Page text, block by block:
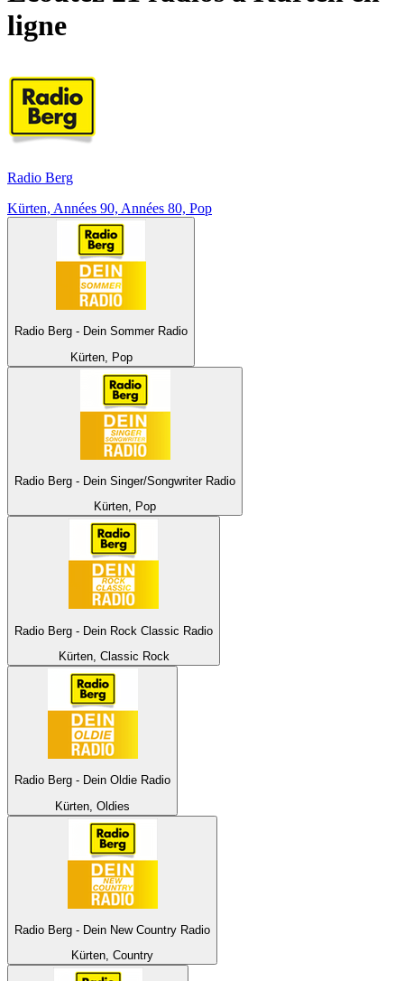
ligne
Radio Berg
Kürten, Années 90, Années 80, Pop
Radio Berg - Dein Sommer Radio
Kürten, Pop
Radio Berg - Dein Singer/Songwriter Radio
Kürten, Pop
Radio Berg - Dein Rock Classic Radio
Kürten, Classic Rock
Radio Berg - Dein Oldie Radio
Kürten, Oldies
Radio Berg - Dein New Country Radio
Kürten, Country